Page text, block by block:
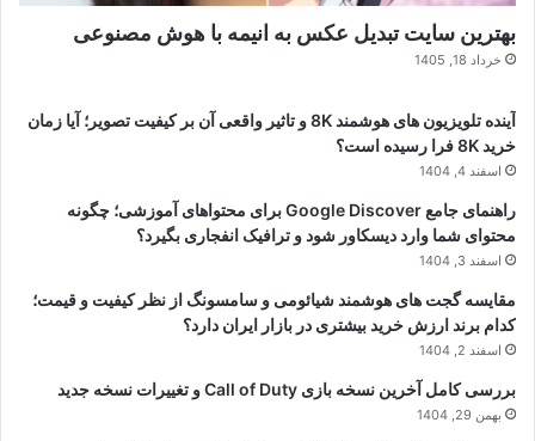
بهترین سایت تبدیل عکس به انیمه با هوش مصنوعی
خرداد 18, 1405
آینده تلویزیون های هوشمند 8K و تاثیر واقعی آن بر کیفیت تصویر؛ آیا زمان
خرید 8K فرا رسیده است؟
اسفند 4, 1404
راهنمای جامع Google Discover برای محتواهای آموزشی؛ چگونه
محتوای شما وارد دیسکاور شود و ترافیک انفجاری بگیرد؟
اسفند 3, 1404
مقایسه گجت های هوشمند شیائومی و سامسونگ از نظر کیفیت و قیمت؛
کدام برند ارزش خرید بیشتری در بازار ایران دارد؟
اسفند 2, 1404
بررسی کامل آخرین نسخه بازی Call of Duty و تغییرات نسخه جدید
بهمن 29, 1404